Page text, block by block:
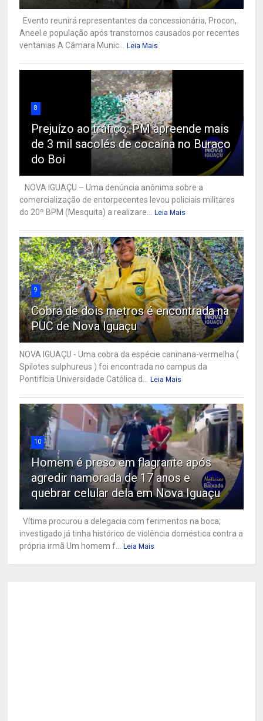
Evento reunirá representantes da concessionária, Procon,
Aneel e população após transtornos causados por recentes
ventanias A Câmara Munic...
Leia Mais
8
Prejuízo ao tráfico: PM apreende mais
de 3 mil sacolés de cocaína no Buraco
do Boi
NOVA IGUAÇU – Uma denúncia anônima sobre a
comercialização de entorpecentes levou policiais militares
do 20º BPM (Mesquita) a realizare...
Leia Mais
9
Cobra de dois metros é encontrada na
PUC de Nova Iguaçu
NOVA IGUAÇU - Uma cobra da espécie caninana-vermelha (
Spilotes sulphureus ) foi encontrada no campus da
Pontifícia Universidade Católica d...
Leia Mais
10
Homem é preso em flagrante após
agredir namorada de 17 anos e
quebrar celular dela em Nova Iguaçu
Vítima procurou a delegacia com ferimentos na boca;
investigado já tinha histórico de violência doméstica contra a
própria irmã Um homem f...
Leia Mais